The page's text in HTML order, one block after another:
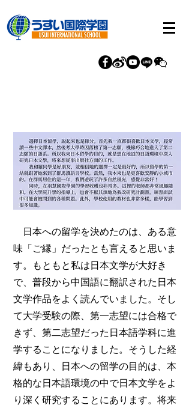
日本への留学を決めたのは、ある意
味「ご縁」だったとも言えると思いま
す。もともと私は日本文学が大好き
で、普段から中国語に翻訳された日本
文学作品をよく読んでいました。そし
て大学受験の際、第一志望には合格で
きず、第二志望だった日本語学科に進
学することになりました。そうした経
緯もあり、日本への留学の目的は、本
格的な日本語環境の中で日本文学をよ
り深く研究することにあります。将来